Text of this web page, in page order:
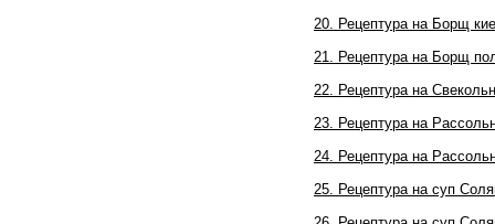
20. Рецептура на Борщ
21. Рецептура на Борщ
22. Рецептура на
23. Рецептура на
24. Рецептура на
25. Рецептура на суп